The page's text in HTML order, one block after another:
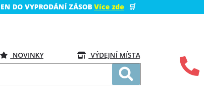
DO VYPRODÁNÍ ZÁSOB Více zde 🛒
NOVINKY VÝDEJNÍ MÍSTA